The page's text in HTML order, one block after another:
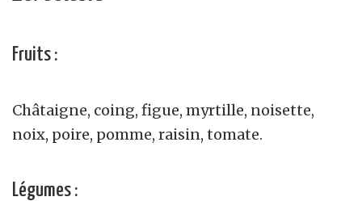
Fruits :
Châtaigne, coing, figue, myrtille, noisette,
noix, poire, pomme, raisin, tomate.
Légumes :